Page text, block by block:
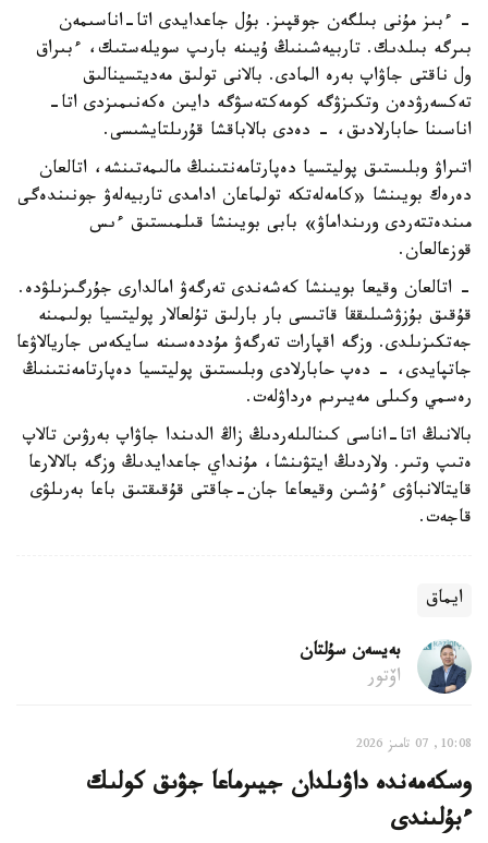
- ءبىز مۇنى بىلگەن جوقپىز. بۇل جاعدايدى اتا-اناسىمەن
بىرگە بىلدىك. تاربيەشىنىڭ ۇيىنە بارىپ سويلەستىك، ءبىراق
ول ناقتى جاۋاپ بەرە المادى. بالانى تولىق مەديتسينالىق
تەكسەرۋدەن وتكىزۋگە كومەكتەسۋگە دايىن ەكەنىمىزدى اتا-
اناسىنا حابارلادىق، - دەدى بالاباقشا قۇرىلتايشىسى.
اتىراۋ وبلىستىق پوليتسيا دەپارتامەنتىنىڭ مالىمەتىنشە، اتالعان
دەرەك بويىنشا «كامەلەتكە تولماعان ادامدى تاربيەلەۋ جونىندەگى
مىندەتتەردى ورىنداماۋ» بابى بويىنشا قىلمىستىق ءىس
قوزعالعان.
- اتالعان وقيعا بويىنشا كەشەندى تەرگەۋ امالدارى جۇرگىزىلۋدە.
قۇقىق بۇزۋشىلىققا قاتىسى بار بارلىق تۇلعالار پوليتسيا بولىمىنە
جەتكىزىلدى. وزگە اقپارات تەرگەۋ مۇددەسىنە سايكەس جاريالاۋعا
جاتپايدى، - دەپ حابارلادى وبلىستىق پوليتسيا دەپارتامەنتىنىڭ
رەسمي وكىلى مەيىرىم ەرداۋلەت.
بالانىڭ اتا-اناسى كىنالىلەردىڭ زاڭ الدىندا جاۋاپ بەرۋىن تالاپ
ەتىپ وتىر. ولاردىڭ ايتۋىنشا، مۇنداي جاعدايدىڭ وزگە بالالارعا
قايتالانباۋى ءۇشىن وقيعاعا جان-جاقتى قۇقىقتىق باعا بەرىلۋى
قاجەت.
ايماق
بەيسەن سۇلتان
اۆتور
10:08, 07 تامىز 2026
وسكەمەندە داۋىلدان جيىرماعا جۋىق كولىك
ءبۇلىندى